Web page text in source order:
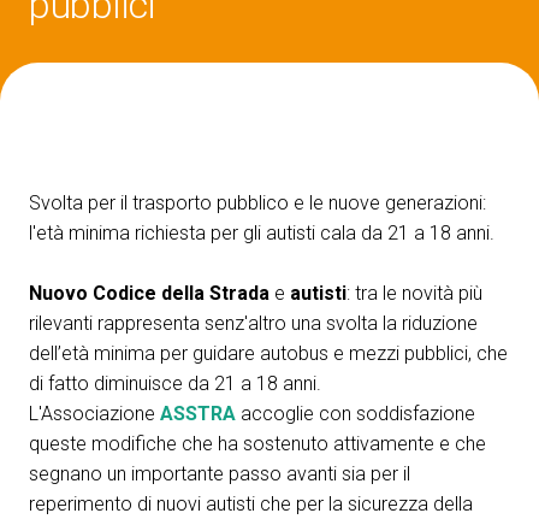
Media arrow_right
Svolta per il trasporto pubblico e le nuove generazioni:
l'età minima richiesta per gli autisti cala da 21 a 18 anni.
Nuovo Codice della Strada e autisti: tra le novità più
rilevanti rappresenta senz'altro una svolta la riduzione
dell’età minima per guidare autobus e mezzi pubblici, che
di fatto diminuisce da 21 a 18 anni.
L'Associazione ASSTRA accoglie con soddisfazione
queste modifiche che ha sostenuto attivamente e che
segnano un importante passo avanti sia per il
reperimento di nuovi autisti che per la sicurezza della